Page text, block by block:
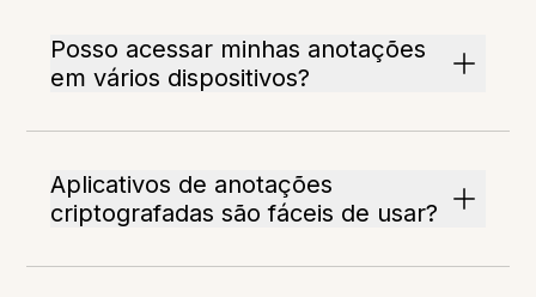
Posso acessar minhas anotações
em vários dispositivos?
Aplicativos de anotações
criptografadas são fáceis de usar?